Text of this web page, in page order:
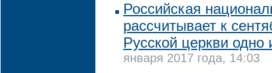
Российская
рассчитывает к
Русской церкви одно
января 2017 года, 14:03